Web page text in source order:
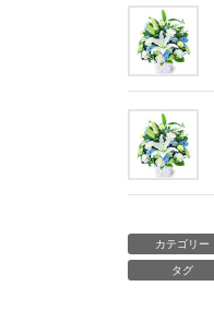
カテゴリー
タグ